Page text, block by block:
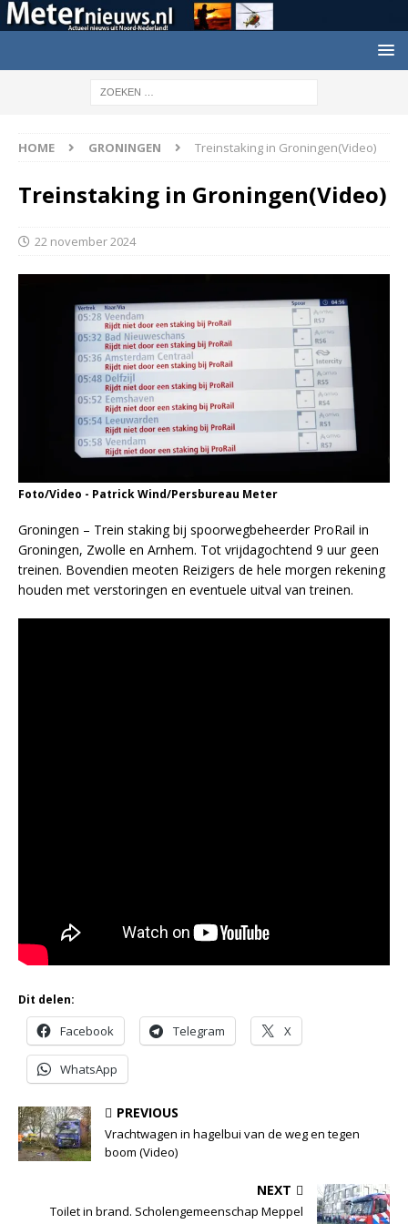
HOME GRONINGEN Treinstaking in Groningen(Video)
Treinstaking in Groningen(Video)
22 november 2024
Foto/Video - Patrick Wind/Persbureau Meter
Groningen – Trein staking bij spoorwegbeheerder ProRail in
Groningen, Zwolle en Arnhem. Tot vrijdagochtend 9 uur geen
treinen. Bovendien meoten Reizigers de hele morgen rekening
houden met verstoringen en eventuele uitval van treinen.
Dit delen:
Facebook Telegram X
WhatsApp
PREVIOUS
Vrachtwagen in hagelbui van de weg en tegen
boom (Video)
NEXT
Toilet in brand. Scholengemeenschap Meppel